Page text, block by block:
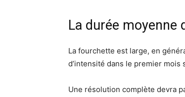
La durée moyenne
La fourchette est large, en
d’intensité dans le premier mois
Une résolution complète devra